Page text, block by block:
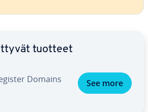
tuotteet
Domains See more